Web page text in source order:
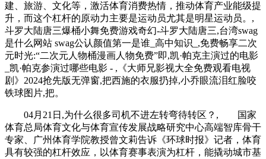
建、旅游、文化等，激活体育消费热情，推动体育产业能级提
升，而这个杠杆的原动力主要是运动员尤其是明星运动员。,
斗罗大陆唐三爆桶小舞免费游戏奇幻-斗罗大陆唐三,台湾swag
是什么网站 swag公认颜值第一是谁_高中知识_,免费畅享二次
元时光:“二次元人物桶漫画人物免费”即,凯·帕克主演过的电影
_凯·帕克参演过哪些电影 - ,《大师兄影视大全免费观看电视
剧》2024抢先版无弹窗,把西施的衣服扔掉,小乔眼流泪红脸咬
铁球图片,把。
04月21日,为什么很多司机不进左转弯待转区？, 国家
体育总局体育文化与体育宣传发展战略研究中心高端智库骨干
专家、广州体育学院教授曾文莉告诉《环球时报》记者，体育
具有较强的杠杆效应，以体育赛事表演为杠杆，能撬动城市基